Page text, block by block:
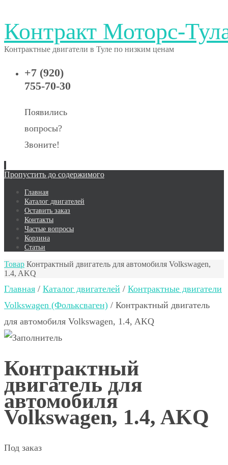
Контракт Моторс-
Контрактные двигатели в Туле по низким ценам
+7 (920)
755-70-30
Появились
вопросы?
Звоните!
Пропустить до содержимого
Главная
Каталог двигателей
Оставить заказ
Контакты
Частые вопросы
Корзина
Статьи
Товар Контрактный двигатель для автомобиля Volkswagen,
1.4, AKQ
Главная / Каталог двигателей / Контрактные двигатели
Volkswagen (Фольксваген) / Контрактный двигатель
для автомобиля Volkswagen, 1.4, AKQ
Контрактный
двигатель для
автомобиля
Volkswagen, 1.4, AKQ
Под заказ